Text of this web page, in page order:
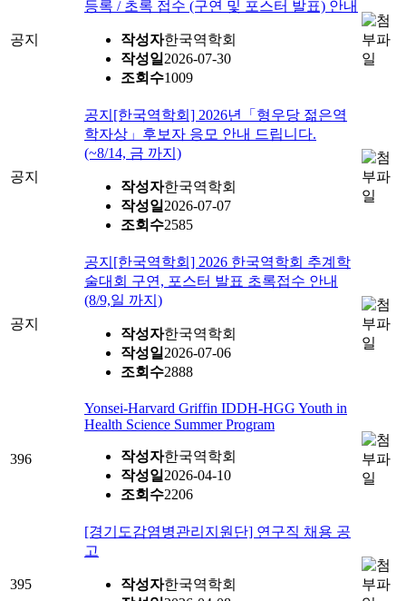
공지
등록 / 초록 접수 (구연 및 포스터 발표) 안내
작성자한국역학회
작성일 2026-07-30
조회수1009
공지
공지 [한국역학회] 2026년「형우당 젊은역
학자상」후보자 응모 안내 드립니다.
(~8/14, 금 까지)
작성자한국역학회
작성일 2026-07-07
조회수2585
공지
공지 [한국역학회] 2026 한국역학회 추계학
술대회 구연, 포스터 발표 초록접수 안내
(8/9,일 까지)
작성자한국역학회
작성일 2026-07-06
조회수2888
396
Yonsei-Harvard Griffin IDDH-HGG Youth in
Health Science Summer Program
작성자한국역학회
작성일 2026-04-10
조회수2206
395
[경기도감염병관리지원단] 연구직 채용 공
고
작성자한국역학회